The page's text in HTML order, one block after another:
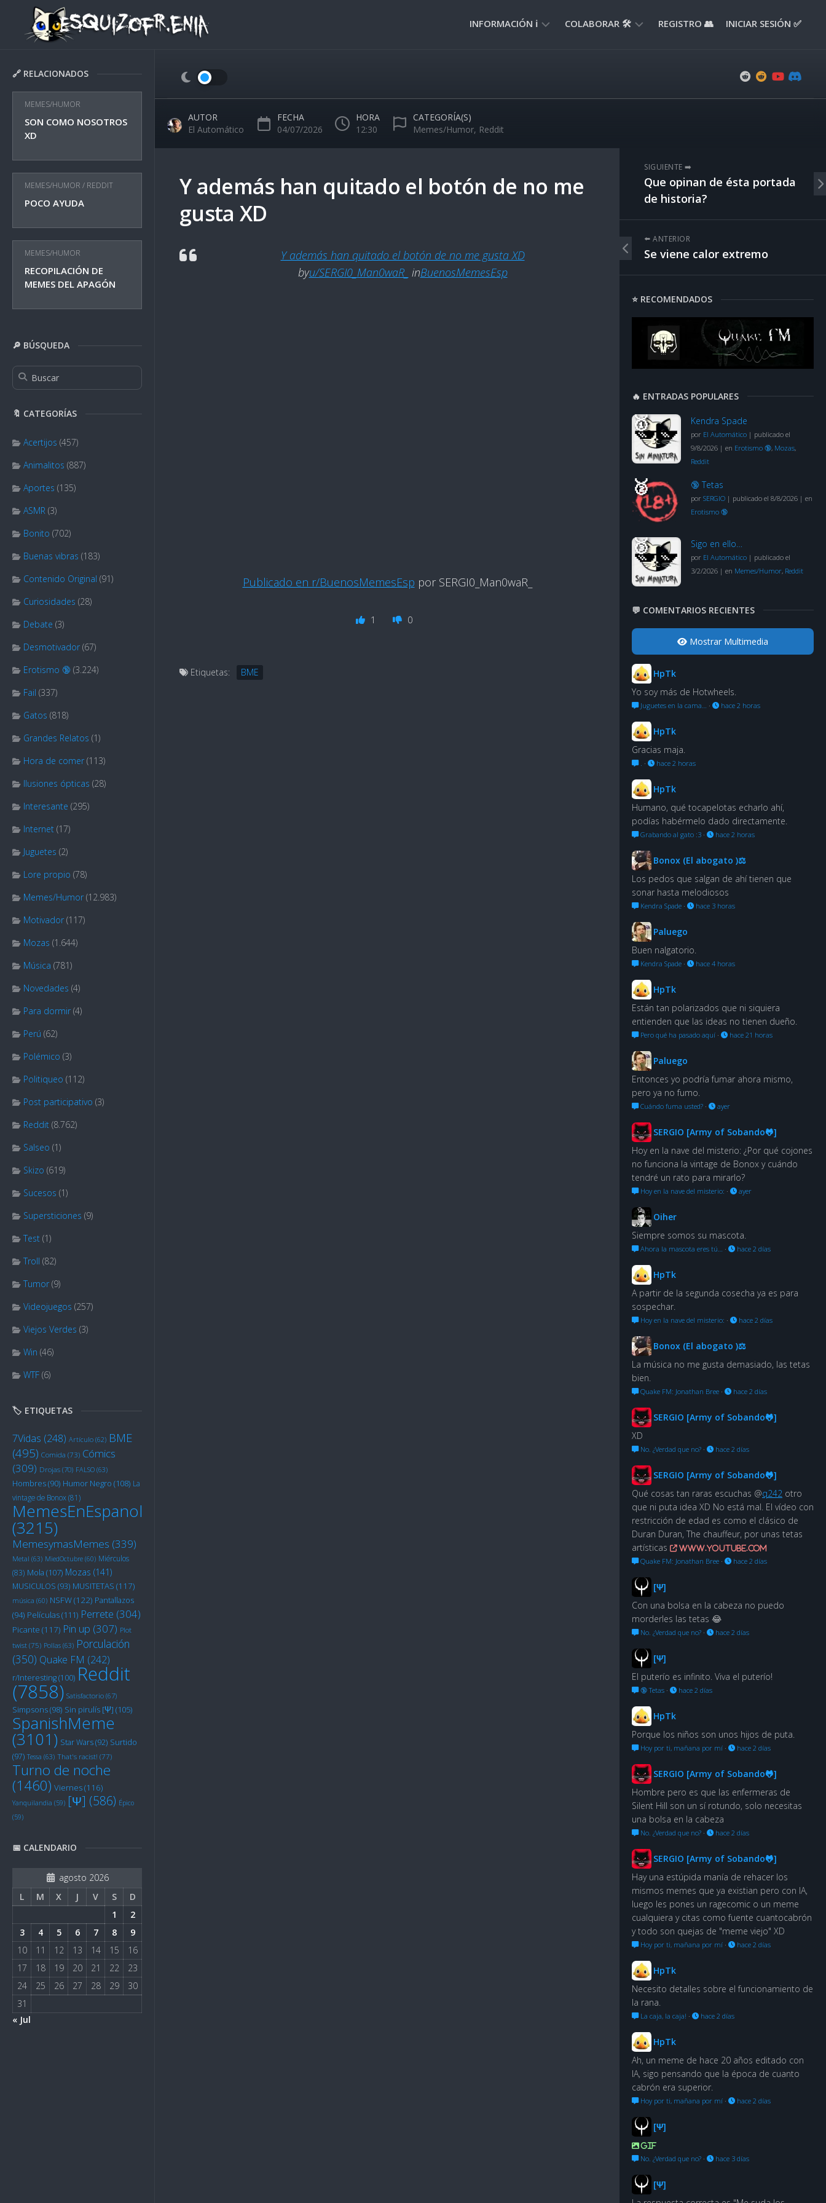
content
INFORMACIÓN ℹ️
NORMAS
USO
🚸
COLABORAR 🛠️ REGISTRO 👥 INICIAR SESIÓN ✅
🔗 RELACIONADOS
MEMES/HUMOR
SON COMO NOSOTROS
XD
MEMES/HUMOR / REDDIT
POCO AYUDA
MEMES/HUMOR
RECOPILACIÓN DE
MEMES DEL APAGÓN
🔎 BÚSQUEDA
🔖 CATEGORÍAS
Acertijos (457)
Animalitos (887)
Aportes (135)
ASMR (3)
Bonito (702)
Buenas vibras (183)
Contenido Original (91)
Curiosidades (28)
Debate (3)
Desmotivador (67)
Erotismo 🔞 (3.224)
Fail (337)
Gatos (818)
Grandes Relatos (1)
Hora de comer (113)
Ilusiones ópticas (28)
Interesante (295)
Internet (17)
Juguetes (2)
Lore propio (78)
Memes/Humor (12.983)
Motivador (117)
Mozas (1.644)
Música (781)
Novedades (4)
Para dormir (4)
Perú (62)
Polémico (3)
Politiqueo (112)
Post participativo (3)
Reddit (8.762)
Salseo (1)
Skizo (619)
Sucesos (1)
Supersticiones (9)
Test (1)
Troll (82)
Tumor (9)
Videojuegos (257)
Viejos Verdes (3)
Win (46)
WTF (6)
🏷️ ETIQUETAS
7Vidas (248) Artículo (62) BME
(495) Comida (73) Cómics
(309) Drojas (70) FALSO (63)
Hombres(90) Humor Negro (108) La
vintage de Bonox(81)
MemesEnEspanol
(3215)
MemesymasMemes (339)
Metal (63) MiedOctubre (60) Miérculos
(83) Mola (107) Mozas (141)
MUSICULOS (93) MUSITETAS (117)
música (60) NSFW(122) Pantallazos
(94) Películas(111) Perrete (304)
Picante (117) Pin up (307) Plot
twist (75) Pollas (63) Porculación
(350) Quake FM (242)
r/Interesting(100) Reddit
(7858) Satisfactorio (67)
Simpsons(98) Sin pirulís [Ψ] (105)
SpanishMeme
(3101) Star Wars(92) Surtido
(97) Tessa (63) That's racist! (77)
Turno de noche
(1460) Viernes(116)
Yanquilandia (59) [Ψ] (586) Épico
(59)
📅 CALENDARIO
agosto 2026
L
M X J V S
D
1
2
3
4 5 6 7 8
9
10
11 12 13 14 15
16
17
18 19 20 21 22
23
24
25 26 27 28 29
30
31
« Jul
AUTOR
El Automático
FECHA
04/07/2026
HORA
12:30
CATEGORÍA(S)
Memes/Humor, Reddit
Y además han quitado el botón de no me
gusta XD
Y además han quitado el botón de no me gusta XD
byu/SERGI0_Man0waR_ inBuenosMemesEsp
Publicado en r/BuenosMemesEsp por SERGI0_Man0waR_
1 0
Etiquetas: BME
SIGUIENTE ➡️
Que opinan de ésta portada
de historia?
⬅️ ANTERIOR
Se viene calor extremo
⭐ RECOMENDADOS
🔥 ENTRADAS POPULARES
Kendra Spade
por El Automático | publicado el
9/8/2026 | en Erotismo 🔞, Mozas,
Reddit
🔞 Tetas
por SERGIO | publicado el 8/8/2026 | en
Erotismo 🔞
Sigo en ello…
por El Automático | publicado el
3/2/2026 | en Memes/Humor, Reddit
💬 COMENTARIOS RECIENTES
Mostrar Multimedia
HpTk
Yo soy más de Hotwheels.
Juguetes en la cama… · hace 2 horas
HpTk
Gracias maja.
. · hace 2 horas
HpTk
Humano, qué tocapelotas echarlo ahí,
podías habérmelo dado directamente.
Grabando al gato :3 · hace 2 horas
Bonox (El abogato )⚖
Los pedos que salgan de ahí tienen que
sonar hasta melodiosos
Kendra Spade · hace 3 horas
Paluego
Buen nalgatorio.
Kendra Spade · hace 4 horas
HpTk
Están tan polarizados que ni siquiera
entienden que las ideas no tienen dueño.
Pero qué ha pasado aquí · hace 21 horas
Paluego
Entonces yo podría fumar ahora mismo,
pero ya no fumo.
Cuándo fuma usted? · ayer
SERGIO [Army of Sobando🐸]
Hoy en la nave del misterio: ¿Por qué cojones
no funciona la vintage de Bonox y cuándo
tendré un rato para mirarlo?
Hoy en la nave del misterio: · ayer
Oiher
Siempre somos su mascota.
Ahora la mascota eres tú… · hace 2 días
HpTk
A partir de la segunda cosecha ya es para
sospechar.
Hoy en la nave del misterio: · hace 2 días
Bonox (El abogato )⚖
La música no me gusta demasiado, las tetas
bien.
Quake FM: Jonathan Bree · hace 2 días
SERGIO [Army of Sobando🐸]
XD
No. ¿Verdad que no? · hace 2 días
SERGIO [Army of Sobando🐸]
Qué cosas tan raras escuchas @q242 otro
que ni puta idea XD No está mal. El vídeo con
restricción de edad es como el clásico de
Duran Duran, The chauffeur, por unas tetas
artísticas
www.youtube.com
Quake FM: Jonathan Bree · hace 2 días
[Ψ]
Con una bolsa en la cabeza no puedo
morderles las tetas 😂
No. ¿Verdad que no? · hace 2 días
[Ψ]
El puterío es infinito. Viva el puterío!
🔞 Tetas · hace 2 días
HpTk
Porque los niños son unos hijos de puta.
Hoy por ti, mañana por mí · hace 2 días
SERGIO [Army of Sobando🐸]
Hombre pero es que las enfermeras de
Silent Hill son un sí rotundo, solo necesitas
una bolsa en la cabeza
No. ¿Verdad que no? · hace 2 días
SERGIO [Army of Sobando🐸]
Hay una estúpida manía de rehacer los
mismos memes que ya existian pero con IA,
luego les pones un ragecomic o un meme
cualquiera y citas como fuente cuantocabrón
y todo son quejas de "meme viejo" XD
Hoy por ti, mañana por mí · hace 2 días
HpTk
Necesito detalles sobre el funcionamiento de
la rana.
La caja, la caja! · hace 2 días
HpTk
Ah, un meme de hace 20 años editado con
IA, sigo pensando que la época de cuanto
cabrón era superior.
Hoy por ti, mañana por mí · hace 2 días
[Ψ]
GIF
No. ¿Verdad que no? · hace 3 días
[Ψ]